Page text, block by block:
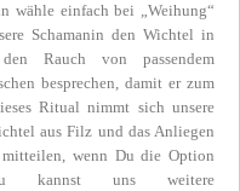
wähle einfach bei „Weihung“
Schamanin den Wichtel in
Rauch von passendem
besprechen, damit er zum
Ritual nimmt sich unsere
aus Filz und das Anliegen
wenn Du die Option
kannst uns weitere